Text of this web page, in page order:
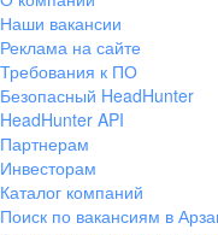
Наши вакансии
Реклама на сайте
Требования к ПО
Безопасный HeadHunter
HeadHunter API
Партнерам
Инвесторам
Каталог компаний
Поиск по вакансиям в